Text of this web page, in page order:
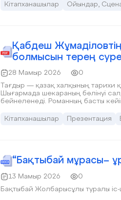
Кітапханашылар Ойындар,
Қабдеш
болмысын терең
28 Мамыр 2026
0
Тағдыр — қазақ халқының тарихи
Шығармада шекараның бөлінуі
бейнеленеді. Романның басты
Кітапханашылар
Презентация
“Бақтыбай мұрасы–
13 Мамыр 2026
0
Бақтыбай Жолбарысұлы туралы